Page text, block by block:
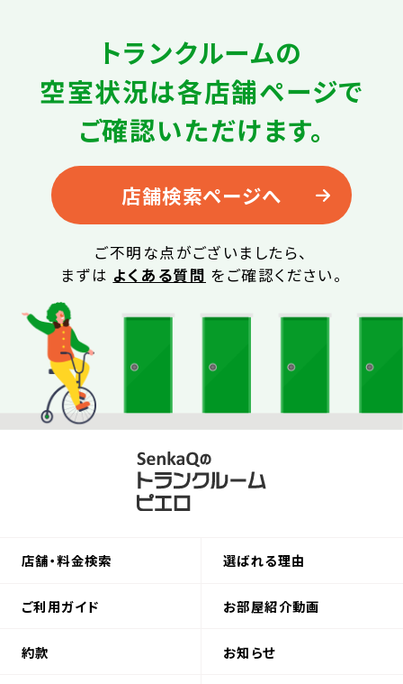
トランクルームの
空室状況は各店舗ページで
ご確認いただけます。
店舗検索ページへ
ご不明な点がございましたら、
まずは よくある質問 をご確認ください。
店舗・料金検索 選ばれる理由
ご利用ガイド お部屋紹介動画
約款 お知らせ